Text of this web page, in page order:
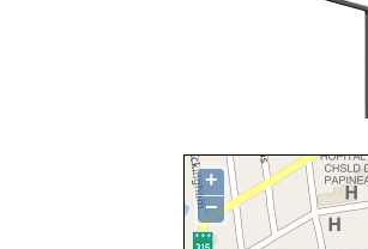
+
−